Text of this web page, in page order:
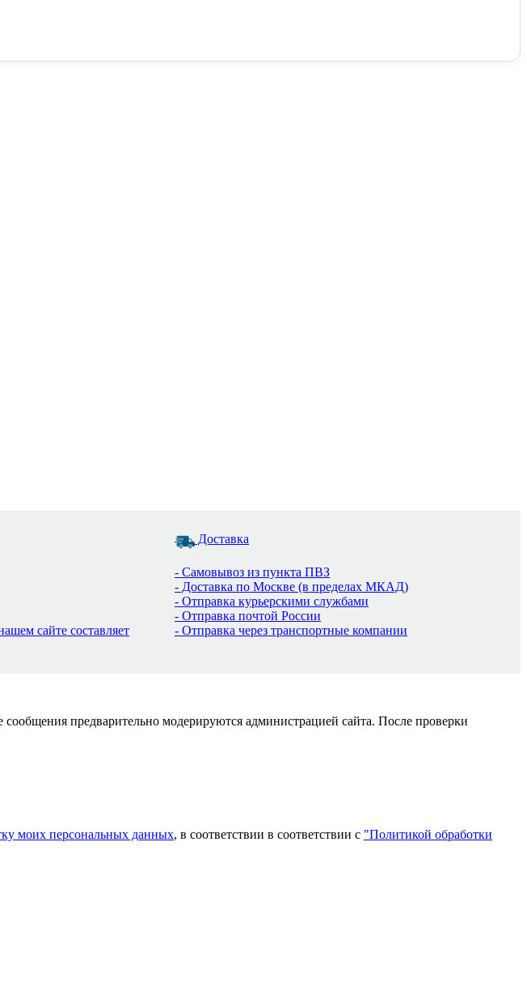
сайте составляет
Доставка
- Самовывоз из пункта ПВЗ
- Доставка по Москве (в пределах МКАД)
- Отправка курьерскими службами
- Отправка почтой России
- Отправка через транспортные компании
предварительно модерируются администрацией сайта. После проверки
моих персональных данных, в соответствии в соответствии с "Политикой обработки